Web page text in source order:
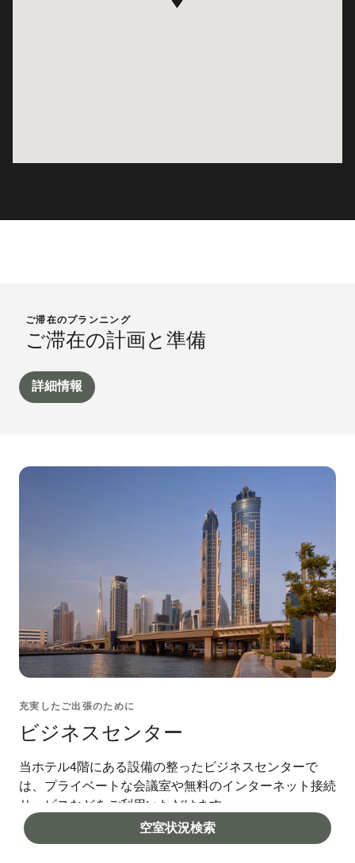
空室状況検索
ご滞在のプランニング
ご滞在の計画と準備
詳細情報
充実したご出張のために
ビジネスセンター
当ホテル4階にある設備の整ったビジネスセンターで
は、プライベートな会議室や無料のインターネット接続
サービスなどをご利用いただけます。